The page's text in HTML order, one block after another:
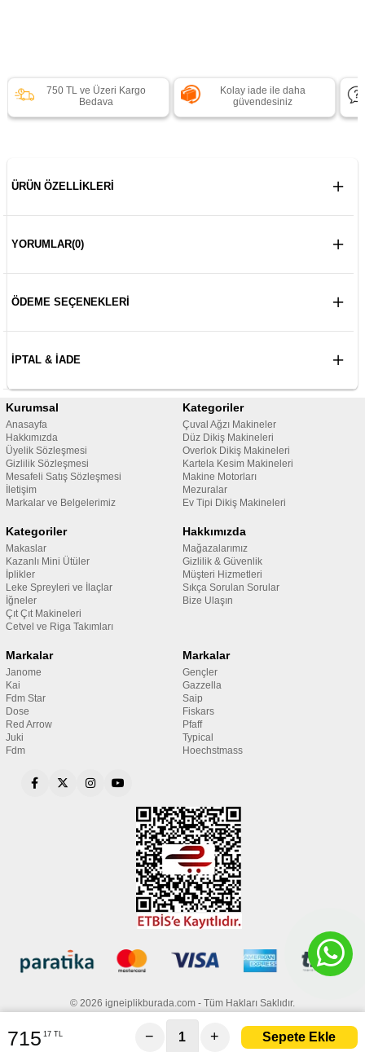
750 TL ve Üzeri Kargo
Bedava
Kolay iade ile daha
güvendesiniz
ÜRÜN ÖZELLIKLERI
YORUMLAR(0)
ÖDEME SEÇENEKLERI
İPTAL & İADE
Kurumsal
Anasayfa
Hakkımızda
Üyelik Sözleşmesi
Gizlilik Sözleşmesi
Mesafeli Satış Sözleşmesi
İletişim
Markalar ve Belgelerimiz
Kategoriler
Çuval Ağzı Makineler
Düz Dikiş Makineleri
Overlok Dikiş Makineleri
Kartela Kesim Makineleri
Makine Motorları
Mezuralar
Ev Tipi Dikiş Makineleri
Kategoriler
Makaslar
Kazanlı Mini Ütüler
İplikler
Leke Spreyleri ve İlaçlar
İğneler
Çıt Çıt Makineleri
Cetvel ve Riga Takımları
Hakkımızda
Mağazalarımız
Gizlilik & Güvenlik
Müşteri Hizmetleri
Sıkça Sorulan Sorular
Bize Ulaşın
Markalar
Janome
Kai
Fdm Star
Dose
Red Arrow
Juki
Fdm
Markalar
Gençler
Gazzella
Saip
Fiskars
Pfaff
Typical
Hoechstmass
© 2026 igneiplikburada.com - Tüm Hakları Saklıdır.
715 17 TL − +